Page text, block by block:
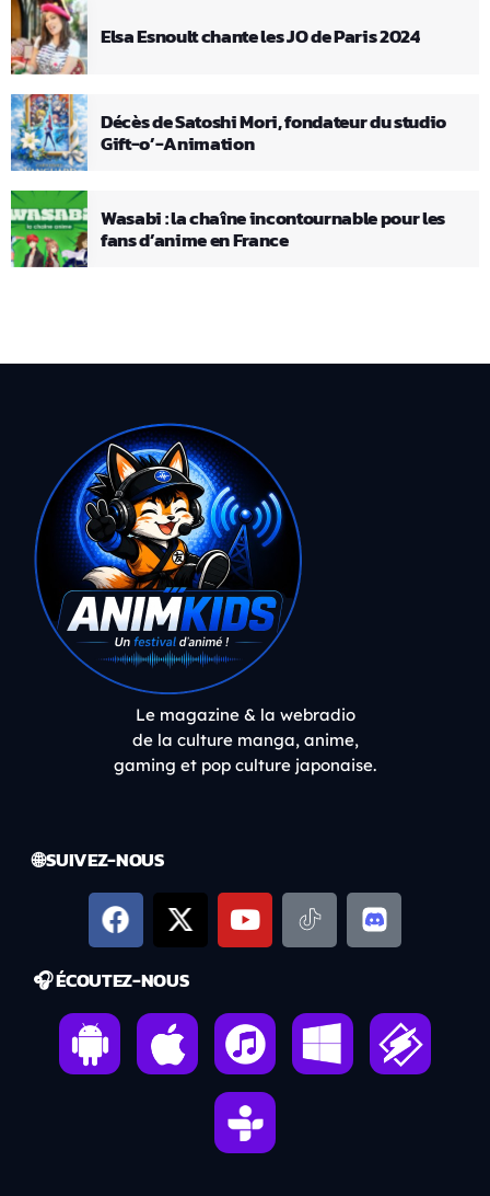
Elsa Esnoult chante les JO de Paris 2024
Décès de Satoshi Mori, fondateur du studio
Gift-o’-Animation
Wasabi : la chaîne incontournable pour les
fans d’anime en France
Le magazine & la webradio
de la culture manga, anime,
gaming et pop culture japonaise.
🌐 SUIVEZ-NOUS
🎧 ÉCOUTEZ-NOUS